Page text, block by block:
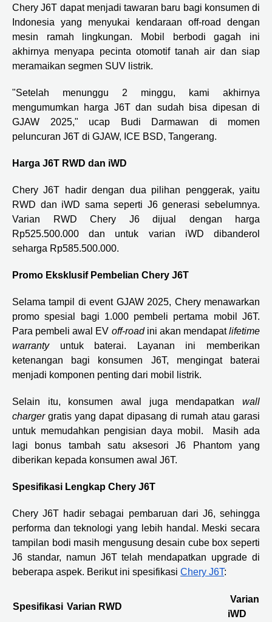
Chery J6T dapat menjadi tawaran baru bagi konsumen di
Indonesia yang menyukai kendaraan off-road dengan
mesin ramah lingkungan. Mobil berbodi gagah ini
akhirnya menyapa pecinta otomotif tanah air dan siap
meramaikan segmen SUV listrik.
"Setelah menunggu 2 minggu, kami akhirnya
mengumumkan harga J6T dan sudah bisa dipesan di
GJAW 2025," ucap Budi Darmawan di momen
peluncuran J6T di GJAW, ICE BSD, Tangerang.
Harga J6T RWD dan iWD
Chery J6T hadir dengan dua pilihan penggerak, yaitu
RWD dan iWD sama seperti J6 generasi sebelumnya.
Varian RWD Chery J6 dijual dengan harga
Rp525.500.000 dan untuk varian iWD dibanderol
seharga Rp585.500.000.
Promo Eksklusif Pembelian Chery J6T
Selama tampil di event GJAW 2025, Chery menawarkan
promo spesial bagi 1.000 pembeli pertama mobil J6T.
Para pembeli awal EV off-roadini akan mendapatlifetime
warrantyuntuk baterai. Layanan ini memberikan
ketenangan bagi konsumen J6T, mengingat baterai
menjadi komponen penting dari mobil listrik.
Selain itu, konsumen awal juga mendapatkan wall
chargergratis yang dapat dipasang di rumah atau garasi
untuk memudahkan pengisian daya mobil. Masih ada
lagi bonus tambah satu aksesori J6 Phantom yang
diberikan kepada konsumen awal J6T.
Spesifikasi Lengkap Chery J6T
Chery J6T hadir sebagai pembaruan dari J6, sehingga
performa dan teknologi yang lebih handal. Meski secara
tampilan bodi masih mengusung desain cube box seperti
J6 standar, namun J6T telah mendapatkan upgrade di
beberapa aspek. Berikut ini spesifikasi Chery J6T:
Spesifikasi Varian RWD
Varian
iWD